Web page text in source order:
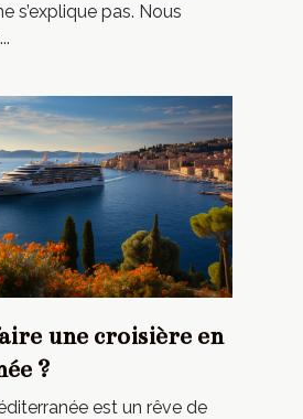
s’explique pas. Nous
une croisière en
?
est un rêve de